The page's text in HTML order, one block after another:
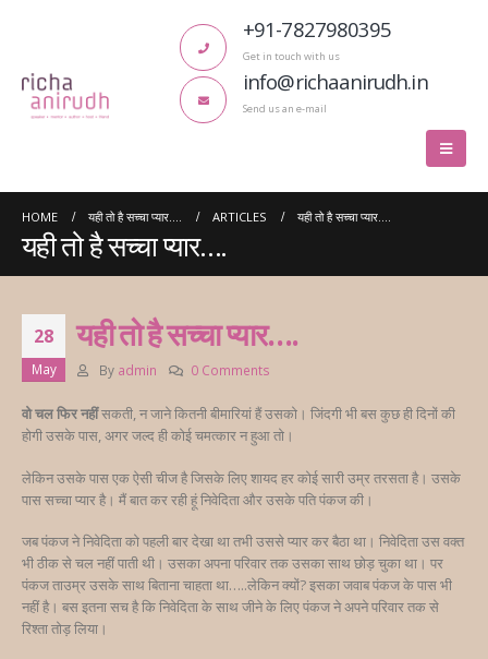
+91-7827980395
Get in touch with us
info@richaanirudh.in
Send us an e-mail
HOME यही तो है सच्चा प्यार…. ARTICLES यही तो है सच्चा प्यार….
यही तो है सच्चा प्यार….
28
May
यही तो है सच्चा प्यार….
By admin 0 Comments
वो चल फिर नहींसकती, न जाने कितनी बीमारियां हैं उसको। जिंदगी भी बस कुछ ही दिनों की
होगी उसके पास, अगर जल्द ही कोई चमत्कार न हुआ तो।
लेकिन उसके पास एक ऐसी चीज है जिसके लिए शायद हर कोई सारी उम्र तरसता है। उसके
पास सच्चा प्यार है। मैं बात कर रही हूं निवेदिता और उसके पति पंकज की।
जब पंकज ने निवेदिता को पहली बार देखा था तभी उससे प्यार कर बैठा था। निवेदिता उस वक्त
भी ठीक से चल नहीं पाती थी। उसका अपना परिवार तक उसका साथ छोड़ चुका था। पर
पंकज ताउम्र उसके साथ बिताना चाहता था…..लेकिन क्यों? इसका जवाब पंकज के पास भी
नहीं है। बस इतना सच है कि निवेदिता के साथ जीने के लिए पंकज ने अपने परिवार तक से
रिश्ता तोड़ लिया।